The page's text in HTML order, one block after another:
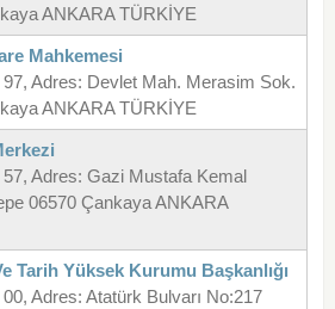
ANKARA TÜRKİYE
Mahkemesi
97, Adres: Devlet Mah. Merasim Sok.
ANKARA TÜRKİYE
Adres: Gazi Mustafa Kemal
06570 Çankaya ANKARA
Tarih Yüksek Kurumu Başkanlığı
Adres: Atatürk Bulvarı No:217